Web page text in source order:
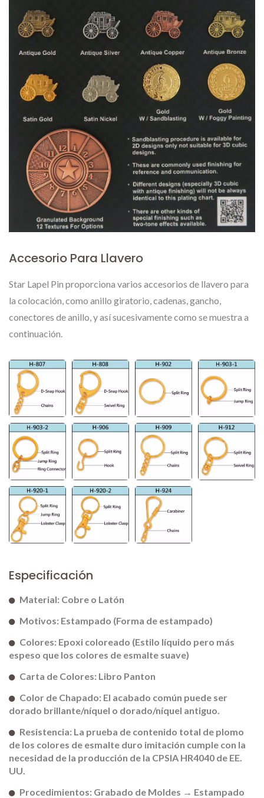
Accesorio Para Llavero
Star Lapel Pin proporciona varios accesorios de llavero para
la colocación, como anillo giratorio, cadenas, gancho,
conectores de anillo, y así sucesivamente como se muestra a
continuación.
Especificación
Material: Cobre o Latón
Motivos: Estampado (Forma de estampado)
Colores: Epoxi coloreado (Estilo líquido pero más
espeso que los colores de esmalte suave)
Carta de Colores: Libro Panton
Color de Chapado: El acabado común puede ser
dorado brillante/níquel o dorado/níquel antiguo.
Resistencia: La prueba de contenido total de plomo
de los colores de esmalte duro imitación cumple con la
necesidad de la producción de la CPSIA HR4040 de EE.
UU.
Procedimientos: Grabado de Moldes → Estampado